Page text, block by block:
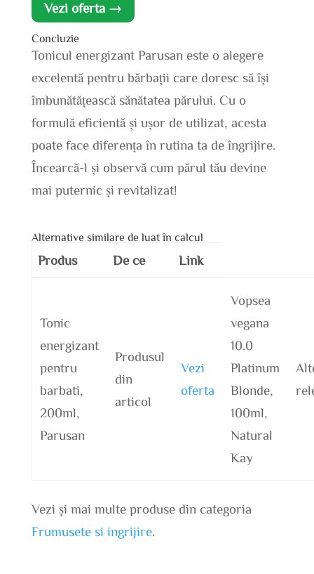
Vezi oferta →
Concluzie
Tonicul energizant Parusan este o alegere
excelentă pentru bărbații care doresc să își
îmbunătățească sănătatea părului. Cu o
formulă eficientă și ușor de utilizat, acesta
poate face diferența în rutina ta de îngrijire.
Încearcă-l și observă cum părul tău devine
mai puternic și revitalizat!
Alternative similare de luat în calcul
Produs De ce Link
Tonic
energizant
pentru
barbati,
200ml,
Parusan
Produsul
din
articol
Vezi
oferta
Vopsea
vegana
10.0
Platinum
Blonde,
100ml,
Natural
Kay
Vezi și mai multe produse din categoria
Frumusete si ingrijire.